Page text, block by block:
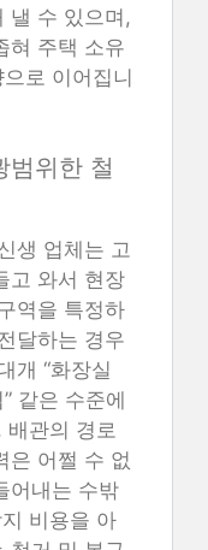
낼 수 있으며,
혀 주택 소유
로 이어집니
범위한 철
생 업체는 고
고 와서 현장
역을 특정하
달하는 경우
개 “화장실
같은 수준에
배관의 경로
은 어쩔 수 없
어내는 수밖
비용을 아